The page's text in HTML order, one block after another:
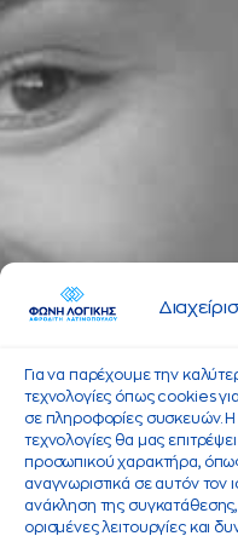
Για να παρέχουμε την
τεχνολογίες όπως cookies
σε πληροφορίες συσκευών. Η
τεχνολογίες θα μας
προσωπικού χαρακτήρα,
αναγνωριστικά σε αυτόν τον
ανάκληση της συγκατάθεσης,
ορισμένες λειτουργίες και